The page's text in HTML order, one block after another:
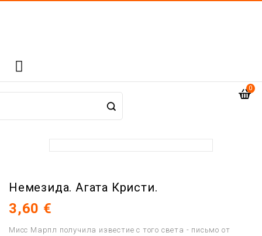

0
Немезида. Агата Кристи.
3,60 €
Мисс Марпл получила известие с того света - письмо от